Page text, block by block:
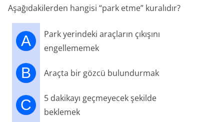
Aşağıdakilerden hangisi “park etme” kuralıdır?
A
Park yerindeki araçların çıkışını
engellememek
B Araçta bir gözcü bulundurmak
C
5 dakikayı geçmeyecek şekilde
beklemek